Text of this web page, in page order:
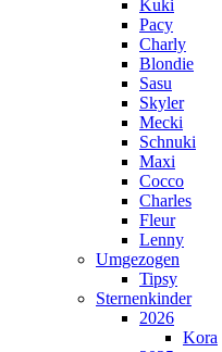
Kuki
Pacy
Charly
Blondie
Sasu
Skyler
Mecki
Schnuki
Maxi
Cocco
Charles
Fleur
Lenny
Umgezogen
Tipsy
Sternenkinder
2026
Kora